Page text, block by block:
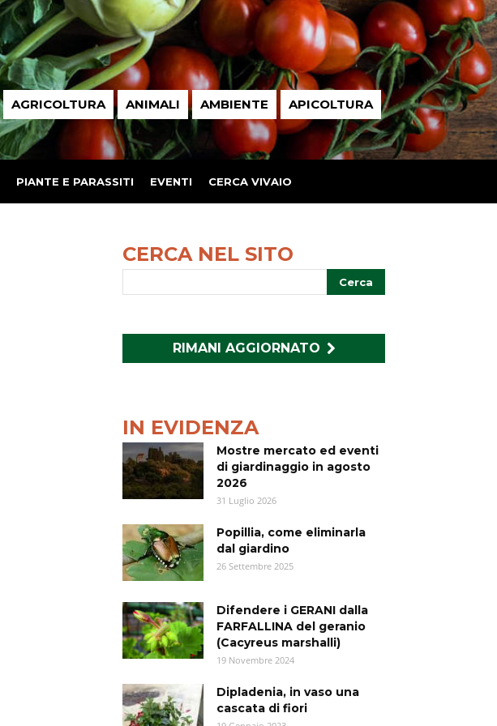
AGRICOLTURA ANIMALI AMBIENTE APICOLTURA
PIANTE E PARASSITI EVENTI CERCA VIVAIO
CERCA NEL SITO
RIMANI AGGIORNATO
IN EVIDENZA
Mostre mercato ed eventi
di giardinaggio in agosto
2026
31 Luglio 2026
Popillia, come eliminarla
dal giardino
26 Settembre 2025
Difendere i GERANI dalla
FARFALLINA del geranio
(Cacyreus marshalli)
19 Novembre 2024
Dipladenia, in vaso una
cascata di fiori